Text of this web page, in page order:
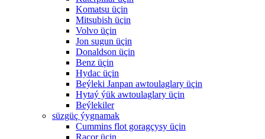
Komatsu üçin
Mitsubish üçin
Volvo üçin
Jon sugun üçin
Donaldson üçin
Benz üçin
Hydac üçin
Beýleki Janpan awtoulaglary üçin
Hytaý ýük awtoulaglary üçin
Beýlekiler
süzgüç ýygnamak
Cummins flot goragçysy üçin
Racor üçin